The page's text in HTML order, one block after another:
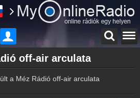
off-air arculata
a Méz Rádió off-air arculata